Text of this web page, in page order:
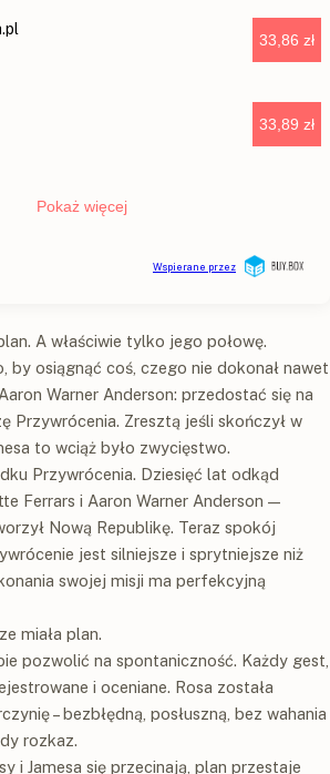
A właściwie tylko jego połowę.
by osiągnąć coś, czego nie dokonał nawet
Warner Anderson: przedostać się na
Przywrócenia. Zresztą jeśli skończył w
to wciąż było zwycięstwo.
Przywrócenia. Dziesięć lat odkąd
Ferrars i Aaron Warner Anderson —
Nową Republikę. Teraz spokój
jest silniejsze i sprytniejsze niż
swojej misji ma perfekcyjną
miała plan.
pozwolić na spontaniczność. Każdy gest,
i oceniane. Rosa została
– bezbłędną, posłuszną, bez wahania
rozkaz.
i Jamesa się przecinają, plan przestaje